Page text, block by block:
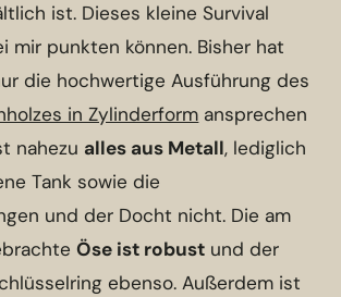
ist. Dieses kleine Survival
mir punkten können. Bisher hat
die hochwertige Ausführung des
in Zylinderform ansprechen
nahezu alles aus Metall, lediglich
Tank sowie die
und der Docht nicht. Die am
Öse ist robust und der
ebenso. Außerdem ist